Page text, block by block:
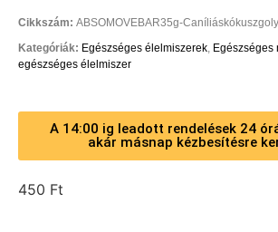
Cikkszám: ABSOMOVEBAR35g-
Kategóriák: Egészséges élelmiszerek, Egészséges
egészséges élelmiszer
A 14:00 ig leadott rendelések 24
akár másnap kézbesítésre
450 Ft